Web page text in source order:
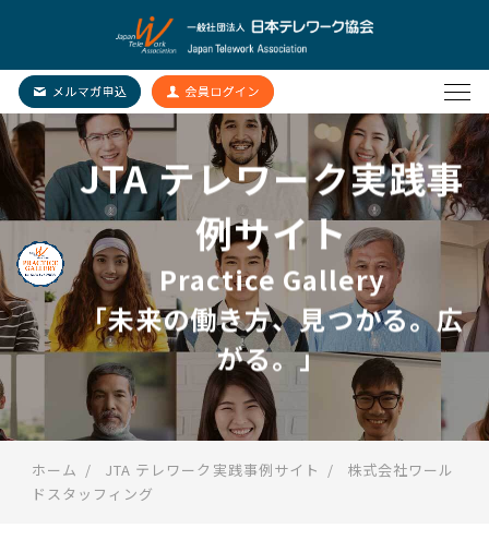
JTA テレワーク実践事
例サイト
Practice Gallery
「未来の働き方、見つかる。広
がる。」
ホーム JTA テレワーク実践事例サイト
株式会社ワール
ドスタッフィング